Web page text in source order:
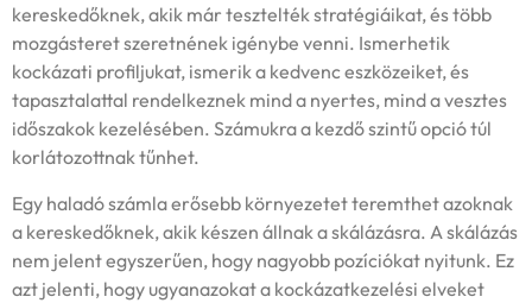
kereskedőknek, akik már tesztelték stratégiáikat, és több
mozgásteret szeretnének igénybe venni. Ismerhetik
kockázati profiljukat, ismerik a kedvenc eszközeiket, és
tapasztalattal rendelkeznek mind a nyertes, mind a vesztes
időszakok kezelésében. Számukra a kezdő szintű opció túl
korlátozottnak tűnhet.
Egy haladó számla erősebb környezetet teremthet azoknak
a kereskedőknek, akik készen állnak a skálázásra. A skálázás
nem jelent egyszerűen, hogy nagyobb pozíciókat nyitunk. Ez
azt jelenti, hogy ugyanazokat a kockázatkezelési elveket